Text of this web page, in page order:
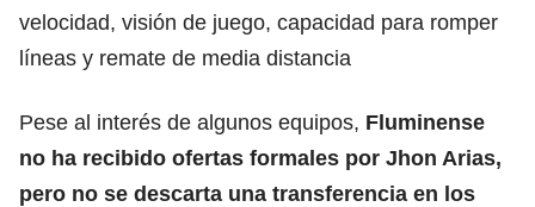
velocidad, visión de juego, capacidad para romper
líneas y remate de media distancia
Pese al interés de algunos equipos, Fluminense
no ha recibido ofertas formales por Jhon Arias,
pero no se descarta una transferencia en los